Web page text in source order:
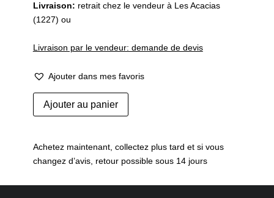
Livraison: retrait chez le vendeur à Les Acacias
(1227) ou
Livraison par le vendeur: demande de devis
Ajouter dans mes favoris
quantité
de
Ajouter au panier
Achetez maintenant, collectez plus tard et si vous
changez d’avis, retour possible sous 14 jours